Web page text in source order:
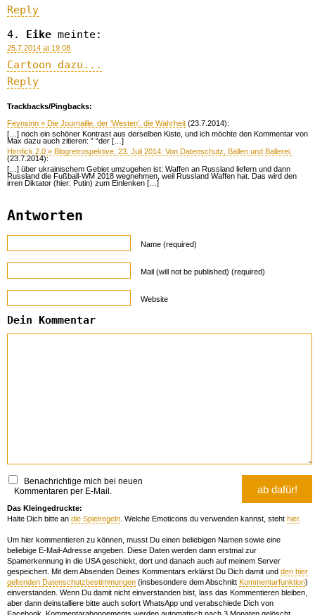
Reply
Eike meinte:
25.7.2014 at 19:08
Cartoon dazu...
Reply
Trackbacks/Pingbacks:
Feynsinn » Die Journaille, der ‘Westen’, die Wahrheit (23.7.2014):
[…] noch ein schöner Kontrast aus derselben Kiste, und ich möchte den Kommentar von
Max dazu auch zitieren: ” “der […]
Hirnfick 2.0 » Blogretrospektive, 23. Juli 2014: Von Datenschutz, Bällen und Ballerei.
(23.7.2014):
[…] über ukrainischem Gebiet umzugehen ist: Waffen an Russland liefern und dann
Russland die Fußball-WM 2018 wegnehmen, weil Russland Waffen hat. Das wird den
irren Diktator (hier: Putin) zum Einlenken […]
Antworten
Name (required)
Mail (will not be published) (required)
Website
Dein Kommentar
Benachrichtige mich bei neuen
Kommentaren per E-Mail.
Das Kleingedruckte:
Halte Dich bitte an die Spielregeln. Welche Emoticons du verwenden kannst, steht hier.
Um hier kommentieren zu können, musst Du einen beliebigen Namen sowie eine
beliebige E-Mail-Adresse angeben. Diese Daten werden dann erstmal zur
Spamerkennung in die USA geschickt, dort und danach auch auf meinem Server
gespeichert. Mit dem Absenden Deines Kommentars erklärst Du Dich damit und den hier
geltenden Datenschutzbestimmungen (insbesondere dem Abschnitt Kommentarfunktion)
einverstanden. Wenn Du damit nicht einverstanden bist, lass das Kommentieren bleiben,
aber dann deinstalliere bitte auch sofort WhatsApp und verabschiede Dich von